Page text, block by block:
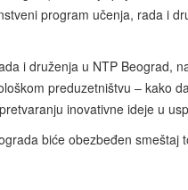
program učenja, rada i
i druženja u NTP Beograd,
preduzetništvu – kako
inovativne ideje u
biće obezbeđen smeštaj